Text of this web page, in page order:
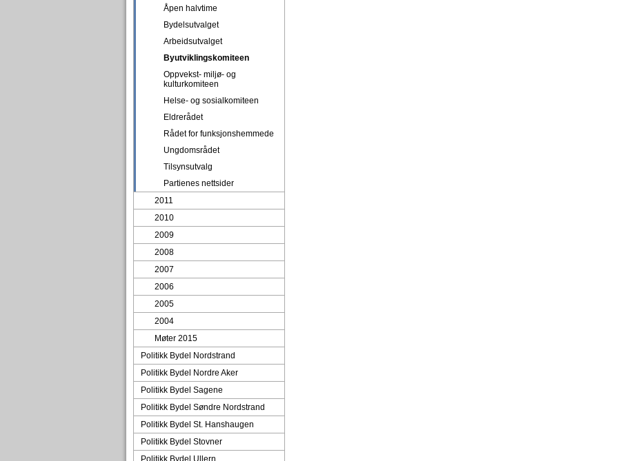
Åpen halvtime
Bydelsutvalget
Arbeidsutvalget
Byutviklingskomiteen
Oppvekst- miljø- og
kulturkomiteen
Helse- og sosialkomiteen
Eldrerådet
Rådet for funksjonshemmede
Ungdomsrådet
Tilsynsutvalg
Partienes nettsider
2011
2010
2009
2008
2007
2006
2005
2004
Møter 2015
Politikk Bydel Nordstrand
Politikk Bydel Nordre Aker
Politikk Bydel Sagene
Politikk Bydel Søndre Nordstrand
Politikk Bydel St. Hanshaugen
Politikk Bydel Stovner
Politikk Bydel Ullern